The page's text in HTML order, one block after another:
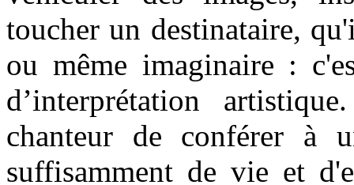
toucher un destinataire,
ou même imaginaire :
d’interprétation
chanteur de conférer à
suffisamment de vie et